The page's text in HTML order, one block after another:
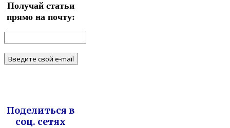
Получай статьи
прямо на почту:
Поделиться в
соц. сетях